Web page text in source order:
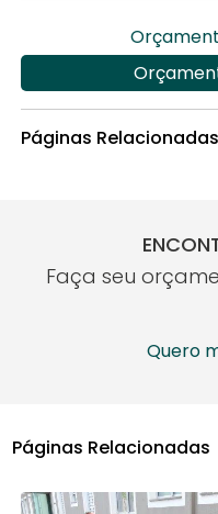
Páginas
Faça seu
Quero
Páginas Relacionadas